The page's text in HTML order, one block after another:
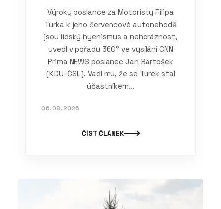
Výroky poslance za Motoristy Filipa
Turka k jeho červencové autonehodě
jsou lidský hyenismus a nehoráznost,
uvedl v pořadu 360° ve vysílání CNN
Prima NEWS poslanec Jan Bartošek
(KDU-ČSL). Vadí mu, že se Turek stal
účastníkem...
06.08.2026
ČÍST ČLÁNEK